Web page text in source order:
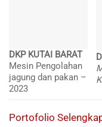
DKP KUTAI BARAT
Mesin Pengolahan
jagung dan pakan –
2023
Portofolio